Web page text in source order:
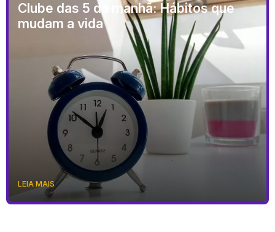
Clube das 5 da manhã: Hábitos que
mudam a vida
LEIA MAIS